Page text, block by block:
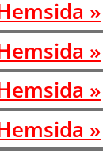
»
»
»
»